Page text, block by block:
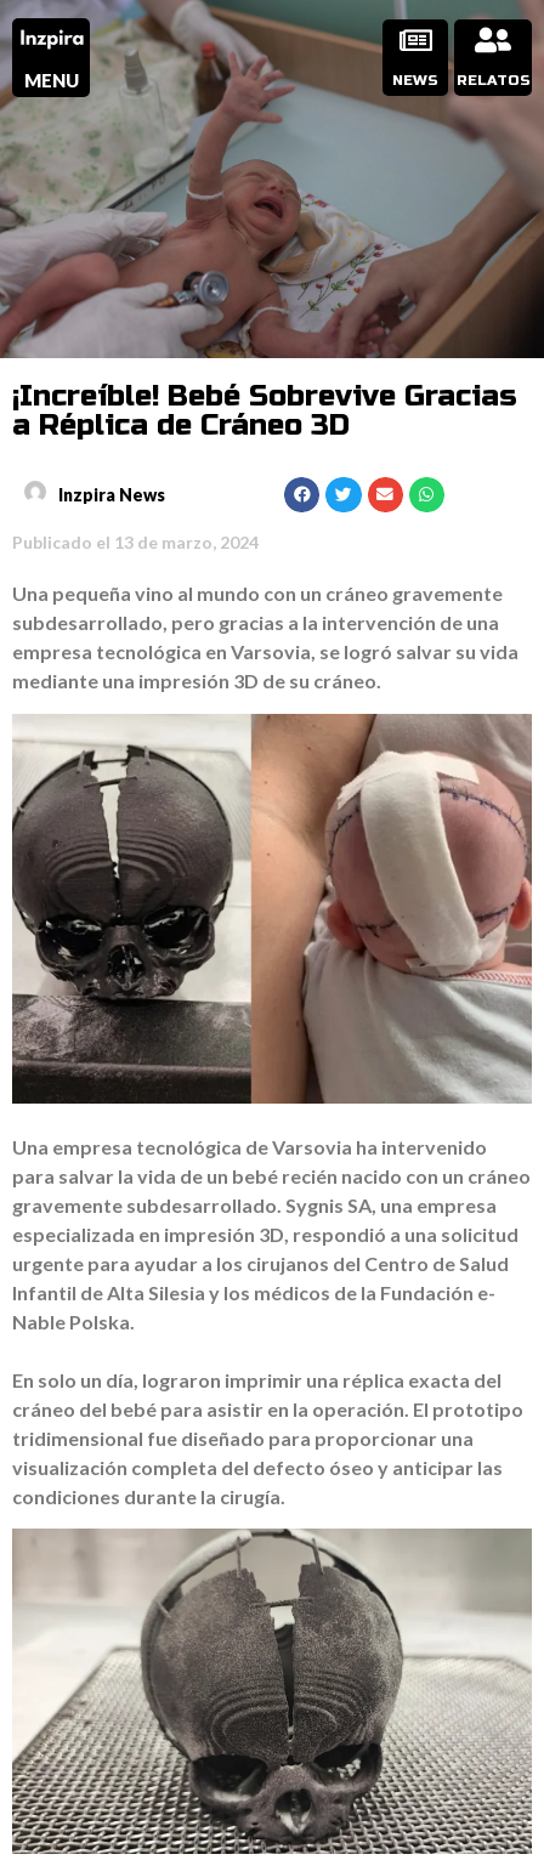
MENU NEWS RELATOS
¡Increíble! Bebé Sobrevive Gracias
a Réplica de Cráneo 3D
Inzpira News
Publicado el 13 de marzo, 2024
Una pequeña vino al mundo con un cráneo gravemente
subdesarrollado, pero gracias a la intervención de una
empresa tecnológica en Varsovia, se logró salvar su vida
mediante una impresión 3D de su cráneo.
Una empresa tecnológica de Varsovia ha intervenido
para salvar la vida de un bebé recién nacido con un cráneo
gravemente subdesarrollado. Sygnis SA, una empresa
especializada en impresión 3D, respondió a una solicitud
urgente para ayudar a los cirujanos del Centro de Salud
Infantil de Alta Silesia y los médicos de la Fundación e-
Nable Polska.
En solo un día, lograron imprimir una réplica exacta del
cráneo del bebé para asistir en la operación. El prototipo
tridimensional fue diseñado para proporcionar una
visualización completa del defecto óseo y anticipar las
condiciones durante la cirugía.